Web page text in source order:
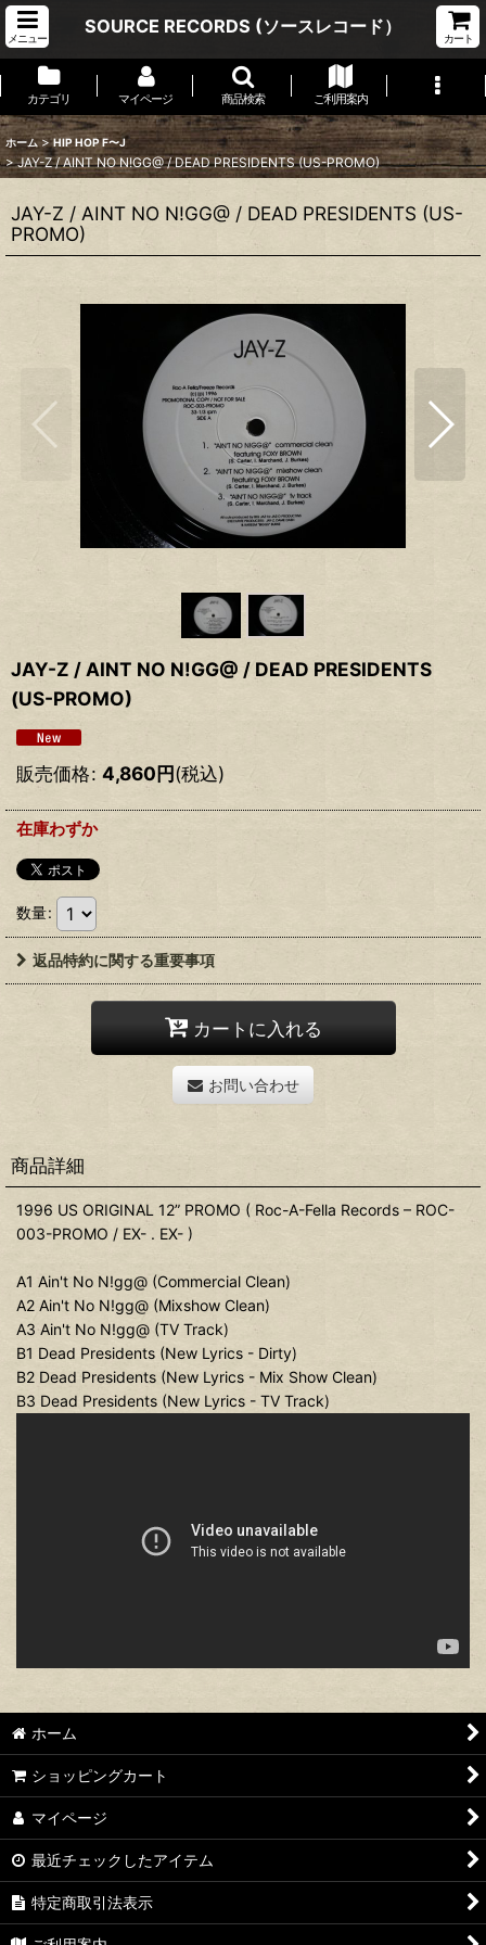
メニュー
SOURCE RECORDS (ソースレコード）
カート
カテゴリ マイページ 商品検索 ご利用案内
ホーム > HIP HOP F〜J
> JAY-Z / AINT NO N!GG@ / DEAD PRESIDENTS (US-PROMO)
JAY-Z / AINT NO N!GG@ / DEAD PRESIDENTS (US-
PROMO)
JAY-Z / AINT NO N!GG@ / DEAD PRESIDENTS
(US-PROMO)
販売価格: 4,860円(税込)
在庫わずか
数量:
返品特約に関する重要事項
カートに入れる
お問い合わせ
商品詳細
1996 US ORIGINAL 12” PROMO ( Roc-A-Fella Records – ROC-
003-PROMO / EX- . EX- )
A1 Ain't No N!gg@ (Commercial Clean)
A2 Ain't No N!gg@ (Mixshow Clean)
A3 Ain't No N!gg@ (TV Track)
B1 Dead Presidents (New Lyrics - Dirty)
B2 Dead Presidents (New Lyrics - Mix Show Clean)
B3 Dead Presidents (New Lyrics - TV Track)
ホーム
ショッピングカート
マイページ
最近チェックしたアイテム
特定商取引法表示